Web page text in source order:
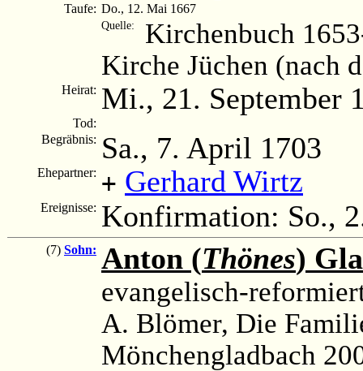
Taufe: Do., 12. Mai 1667
Quelle:
Kirchenbuch
Kirche Jüchen (nach
Heirat: Mi., 21. September
Tod:
Begräbnis: Sa., 7. April 1703
Ehepartner: + Gerhard Wirtz
Ereignisse: Konfirmation: So.,
(7) Sohn: Anton (Thönes)
evangelisch-
A. Blömer, Die
Mönchengladbach